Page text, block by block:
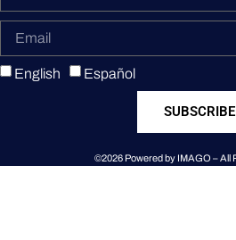
English Español
SUBSCRIBE
©2026 Powered by IMAGO – All